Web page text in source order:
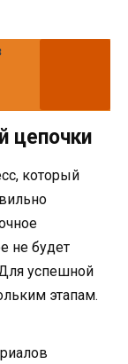
цепочки
который
не будет
успешной
этапам.